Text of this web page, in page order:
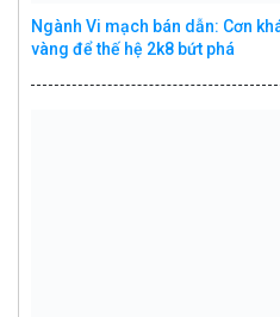
Ngành Vi mạch bán dẫn: Cơn
vàng để thế hệ 2k8 bứt phá